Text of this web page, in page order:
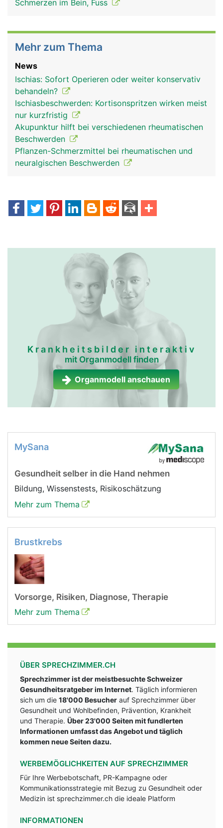
Schmerzen im Bein, Fuss
Mehr zum Thema
News
Ischias: Sofort Operieren oder weiter konservativ
behandeln?
Ischiasbeschwerden: Kortisonspritzen wirken meist
nur kurzfristig
Akupunktur hilft bei verschiedenen rheumatischen
Beschwerden
Pflanzen-Schmerzmittel bei rheumatischen und
neuralgischen Beschwerden
Krankheitsbilder interaktiv
mit Organmodell finden
Organmodell anschauen
MySana
Gesundheit selber in die Hand nehmen
Bildung, Wissenstests, Risikoschätzung
Mehr zum Thema
Brustkrebs
Vorsorge, Risiken, Diagnose, Therapie
Mehr zum Thema
ÜBER SPRECHZIMMER.CH
Sprechzimmer ist der meistbesuchte Schweizer
Gesundheitsratgeber im Internet. Täglich informieren
sich um die 18'000 Besucher auf Sprechzimmer über
Gesundheit und Wohlbefinden, Prävention, Krankheit
und Therapie. Über 23'000 Seiten mit fundlerten
Informationen umfasst das Angebot und täglich
kommen neue Seiten dazu.
WERBEMÖGLICHKEITEN AUF SPRECHZIMMER
Für Ihre Werbebotschaft, PR-Kampagne oder
Kommunikationsstrategie mit Bezug zu Gesundheit oder
Medizin ist sprechzimmer.ch die ideale Platform
INFORMATIONEN